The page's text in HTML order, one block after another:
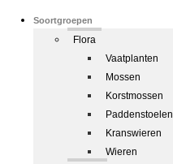
Soortgroepen
Flora
Vaatplanten
Mossen
Korstmossen
Paddenstoelen
Kranswieren
Wieren